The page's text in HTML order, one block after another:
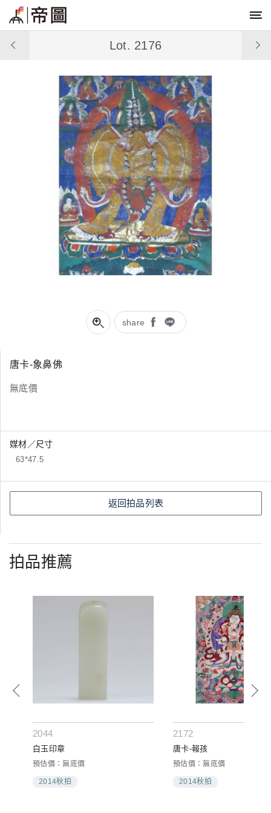
share
Lot. 2176
唐卡-象鼻佛
無底價
媒材／尺寸
63*47.5
返回拍品列表
拍品推薦
2044
白玉印章
預估價：無底價
2014秋拍
2172
唐卡-報孩
預估價：無底價
2014秋拍